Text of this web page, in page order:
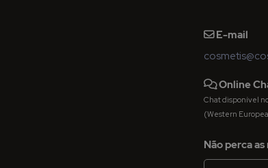
E-mail
Online
Chat disponível
(Western
Não perca
Inscreva-